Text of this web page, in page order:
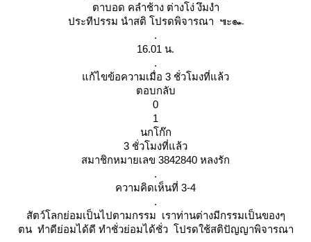
ตาบอด คลำช้าง ต่างโง่ งึมงำ
ประทีปรรม นำสติ โปรดพิจารณา ๚ะ๛
.
16.01 น.
.
ก้ไขข้อความเมื่อ 3 ชั่วโมงที่แล้ว
ตอบกลับ
0
1
นกโก๊ก
3 ชั่วโมงที่แล้ว
สมาชิกหมายเลข 3842840 หลงรัก
.
ความคิดเห็นที่ 3-4
.
สัตว์โลกย่อมเป็นไปตามกรรม เราท่านต่างมีกรรมเป็นของๆ
ตน ทำดีย่อมได้ดี ทำชั่วย่อมได้ชั่ว โปรดใช้สติปัญญาพิจารณา